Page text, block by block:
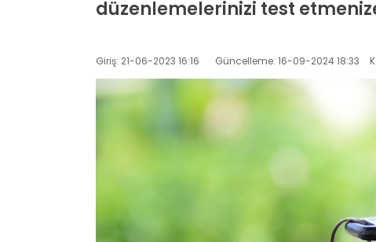
düzenlemelerinizi test
Giriş: 21-06-2023 16:16 Güncelleme: 16-09-2024 18:33